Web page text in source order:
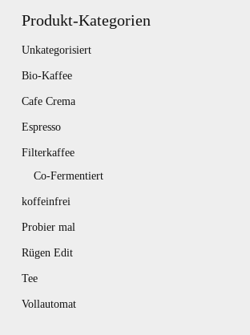
Produkt-Kategorien
Unkategorisiert
Bio-Kaffee
Cafe Crema
Espresso
Filterkaffee
Co-Fermentiert
koffeinfrei
Probier mal
Rügen Edit
Tee
Vollautomat